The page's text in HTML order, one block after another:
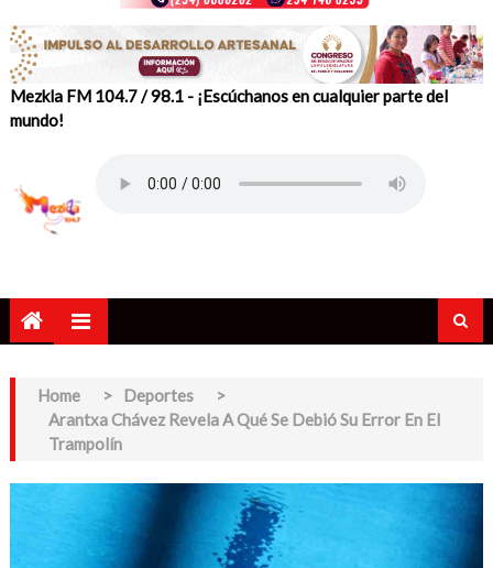
Mezkla FM 104.7 / 98.1 - ¡Escúchanos en cualquier parte del
mundo!
Home > Deportes
>
Arantxa Chávez Revela A Qué Se Debió Su Error En El
Trampolín